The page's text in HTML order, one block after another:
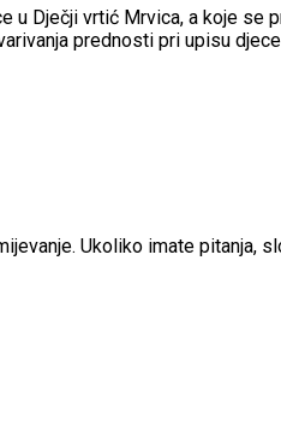
u Dječji vrtić Mrvica, a koje se
prednosti pri upisu
Ukoliko imate pitanja,